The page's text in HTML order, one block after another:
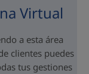
Virtual
a esta área
clientes puedes
tus gestiones